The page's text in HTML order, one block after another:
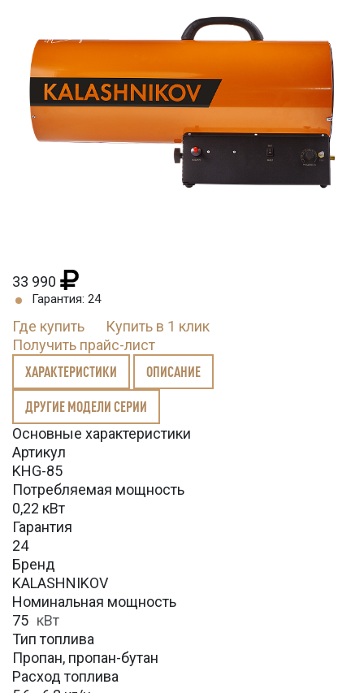
33 990
Гарантия: 24
Где купить
Купить в 1 клик
Получить прайс-лист
ХАРАКТЕРИСТИКИ ОПИСАНИЕ
ДРУГИЕ МОДЕЛИ СЕРИИ
Основные характеристики
Артикул
KHG-85
Потребляемая мощность
0,22 кВт
Гарантия
24
Бренд
KALASHNIKOV
Номинальная мощность
75 кВт
Тип топлива
Пропан, пропан-бутан
Расход топлива